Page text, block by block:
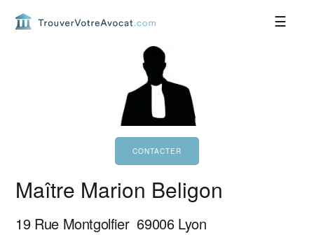
Maître Marion Beligon
19 Rue Montgolfier 69006 Lyon